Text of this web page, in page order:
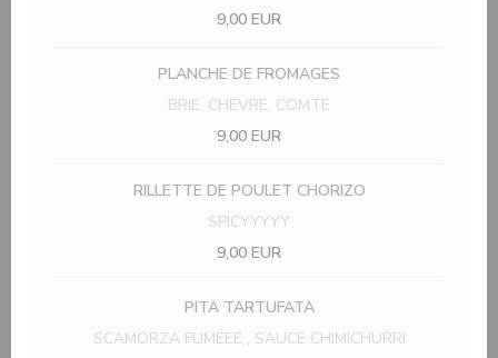
9,00 EUR
PLANCHE DE FROMAGES
BRIE, CHEVRE, COMTE
9,00 EUR
RILLETTE DE POULET CHORIZO
SPICYYYYY
9,00 EUR
PITA TARTUFATA
SCAMORZA FUMÉEE , SAUCE CHIMICHURRI